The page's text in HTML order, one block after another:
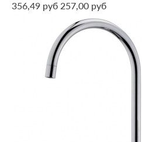
356,49 руб 257,00 руб